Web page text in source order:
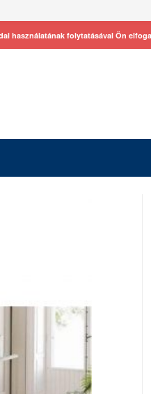
használatának folytatásával Ön